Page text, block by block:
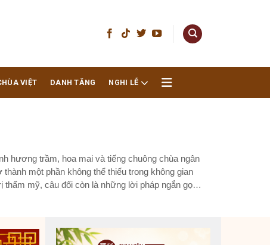
VIỆT DANH TĂNG NGHI LỄ
hương trầm, hoa mai và tiếng chuông chùa ngân
một phần không thể thiếu trong không gian
thẩm mỹ, câu đối còn là những lời pháp ngắn gọn,